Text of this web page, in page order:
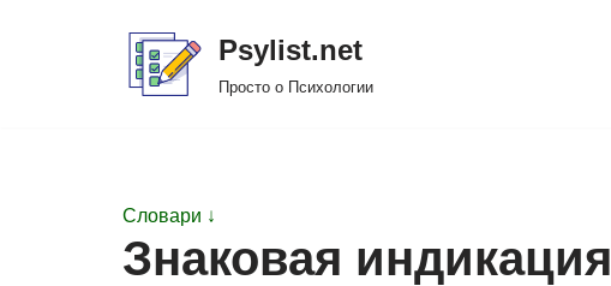
Psylist.net
Просто о Психологии
Словари ↓
Знаковая индикация